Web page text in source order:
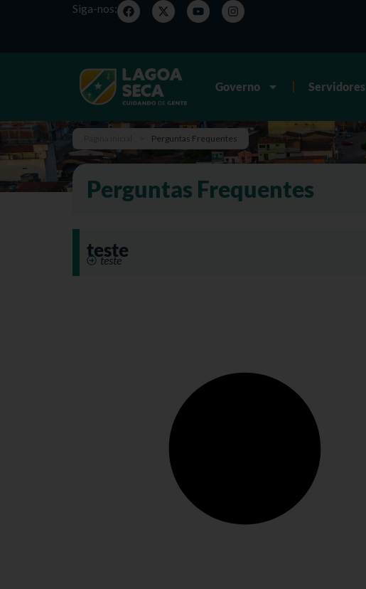
Siga-nos:
Governo Servidores
Perguntas Frequentes
Perguntas Frequentes
teste
teste